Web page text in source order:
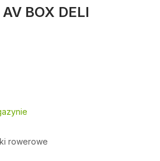
BOX DELI
rowerowe